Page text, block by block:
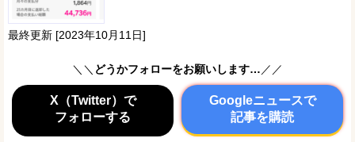
最終更新 [2023年10月11日]
＼＼ どうかフォローをお願いします… ／／
X（Twitter）で
フォローする
Googleニュースで
記事を購読